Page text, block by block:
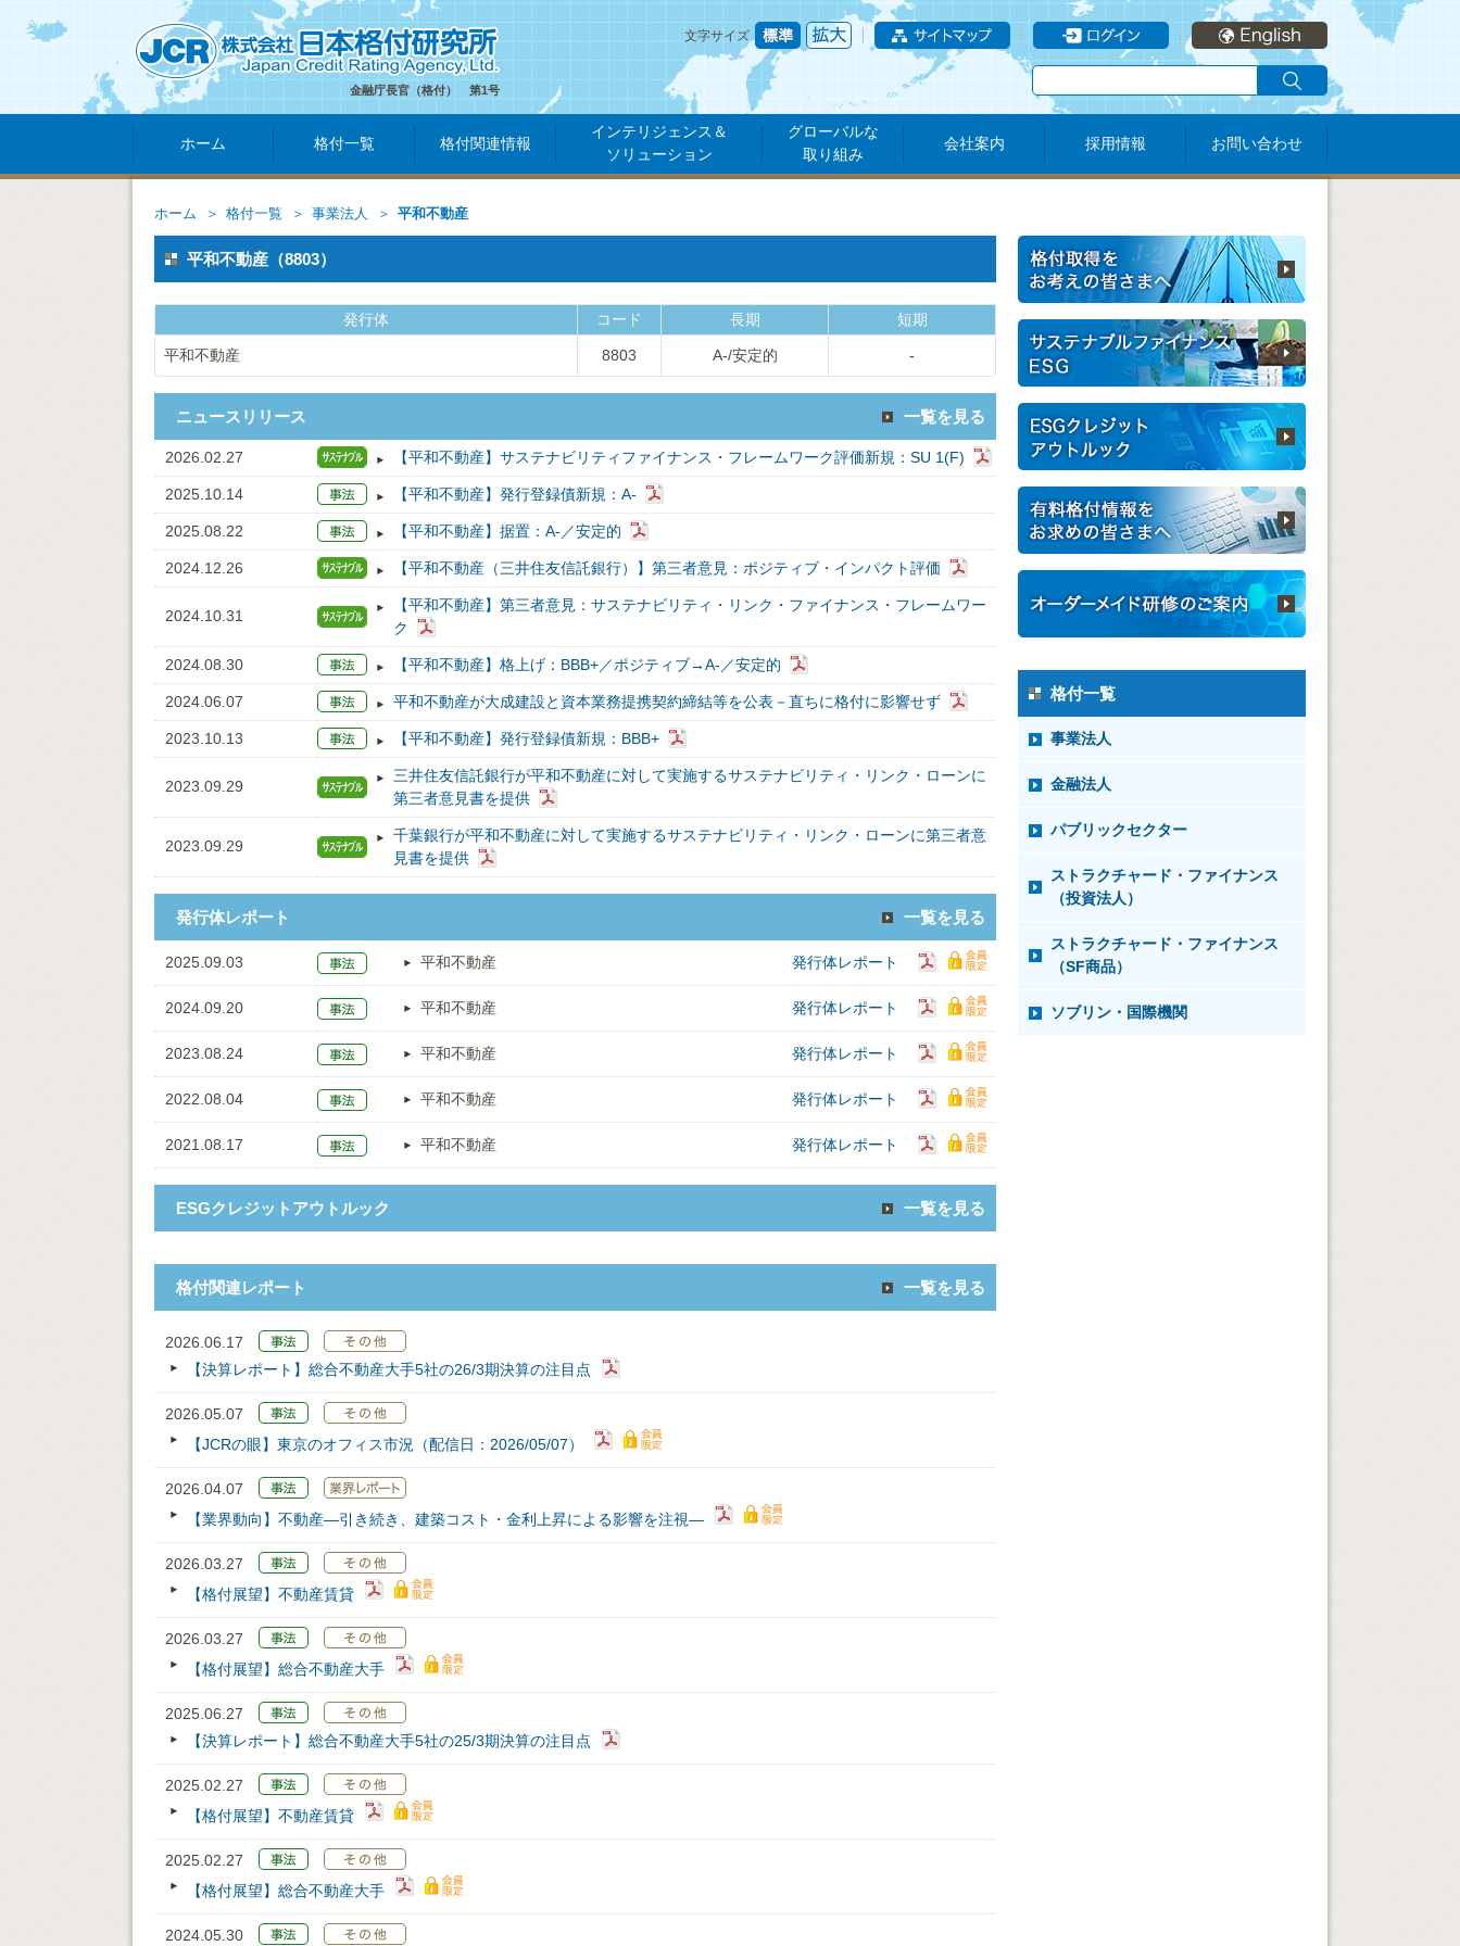
金融庁長官（格付） 第1号
文字サイズ
ホーム 格付一覧 格付関連情報
インテリジェンス＆
ソリューション
グローバルな
取り組み
会社案内 採用情報 お問い合わせ
ホーム 格付一覧 事業法人 平和不動産
平和不動産（8803）
発行体 コード 長期 短期
平和不動産 8803 A-/安定的 -
ニュースリリース 一覧を見る
2026.02.27 【平和不動産】サステナビリティファイナンス・フレームワーク評価新規：SU 1(F)
2025.10.14 【平和不動産】発行登録債新規：A-
2025.08.22 【平和不動産】据置：A-／安定的
2024.12.26 【平和不動産（三井住友信託銀行）】第三者意見：ポジティブ・インパクト評価
2024.10.31
【平和不動産】第三者意見：サステナビリティ・リンク・ファイナンス・フレームワー
ク
2024.08.30 【平和不動産】格上げ：BBB+／ポジティブ→A-／安定的
2024.06.07 平和不動産が大成建設と資本業務提携契約締結等を公表－直ちに格付に影響せず
2023.10.13 【平和不動産】発行登録債新規：BBB+
2023.09.29
三井住友信託銀行が平和不動産に対して実施するサステナビリティ・リンク・ローンに
第三者意見書を提供
2023.09.29
千葉銀行が平和不動産に対して実施するサステナビリティ・リンク・ローンに第三者意
見書を提供
発行体レポート 一覧を見る
2025.09.03 平和不動産 発行体レポート
2024.09.20 平和不動産 発行体レポート
2023.08.24 平和不動産 発行体レポート
2022.08.04 平和不動産 発行体レポート
2021.08.17 平和不動産 発行体レポート
ESGクレジットアウトルック 一覧を見る
格付関連レポート 一覧を見る
2026.06.17
【決算レポート】総合不動産大手5社の26/3期決算の注目点
2026.05.07
【JCRの眼】東京のオフィス市況（配信日：2026/05/07）
2026.04.07
【業界動向】不動産―引き続き、建築コスト・金利上昇による影響を注視―
2026.03.27
【格付展望】不動産賃貸
2026.03.27
【格付展望】総合不動産大手
2025.06.27
【決算レポート】総合不動産大手5社の25/3期決算の注目点
2025.02.27
【格付展望】不動産賃貸
2025.02.27
【格付展望】総合不動産大手
2024.05.30
格付一覧
事業法人
金融法人
パブリックセクター
ストラクチャード・ファイナンス
（投資法人）
ストラクチャード・ファイナンス
（SF商品）
ソブリン・国際機関